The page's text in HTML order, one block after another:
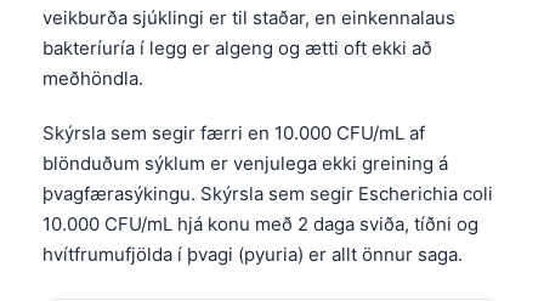
veikburða sjúklingi er til staðar, en einkennalaus
bakteríuría í legg er algeng og ætti oft ekki að
meðhöndla.
Skýrsla sem segir færri en 10.000 CFU/mL af
blönduðum sýklum er venjulega ekki greining á
þvagfærasýkingu. Skýrsla sem segir Escherichia coli
10.000 CFU/mL hjá konu með 2 daga sviða, tíðni og
hvítfrumufjölda í þvagi (pyuria) er allt önnur saga.